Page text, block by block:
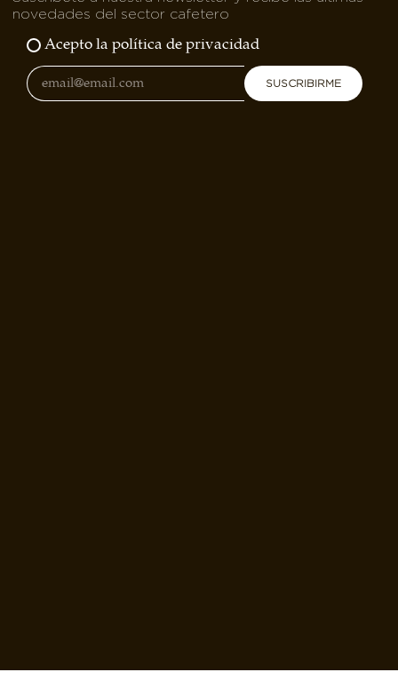
novedades del sector cafetero
Acepto la política de privacidad
SUSCRIBIRME